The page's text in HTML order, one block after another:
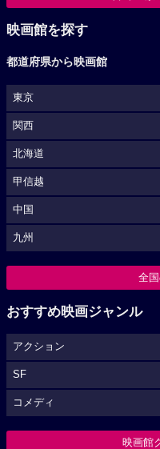
映画館を探す
都道府県から映画館
東京
関西
北海道
甲信越
中国
九州
全
おすすめ映画ジャンル
アクション
SF
コメディ
映画館